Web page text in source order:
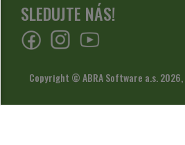
SLEDUJTE NÁS!
Copyright © ABRA Software a.s. 2026,